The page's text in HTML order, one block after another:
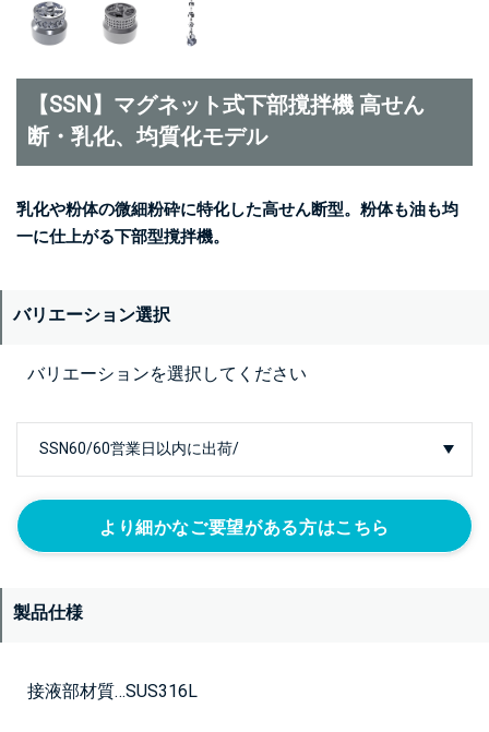
【SSN】マグネット式下部撹拌機 高せん
断・乳化、均質化モデル
乳化や粉体の微細粉砕に特化した高せん断型。粉体も油も均
一に仕上がる下部型撹拌機。
バリエーション選択
バリエーションを選択してください
より細かなご要望がある方はこちら
製品仕様
接液部材質…SUS316L